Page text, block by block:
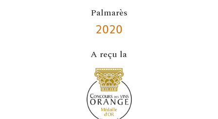
Palmarès
2020
A reçu la